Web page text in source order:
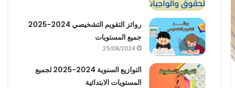
روائز التقويم التشخيصي 2024-2025
جميع المستويات
25/08/2024
التوازيع السنوية 2024-2025 لجميع
المستويات الابتدائية